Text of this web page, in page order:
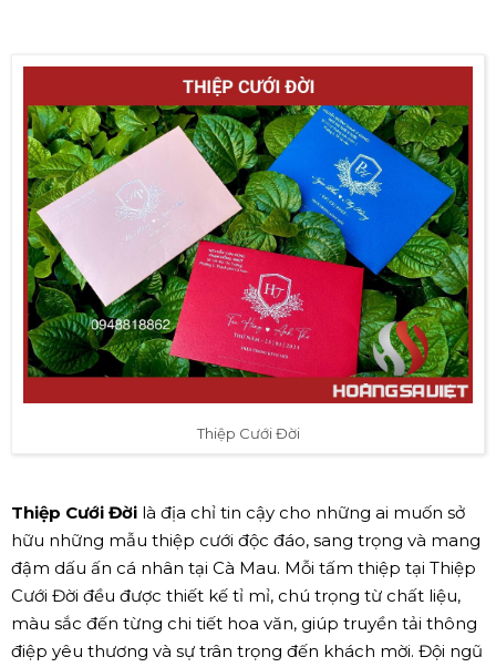
Thiệp Cưới Đời
Thiệp Cưới Đời là địa chỉ tin cậy cho những ai muốn sở
hữu những mẫu thiệp cưới độc đáo, sang trọng và mang
đậm dấu ấn cá nhân tại Cà Mau. Mỗi tấm thiệp tại Thiệp
Cưới Đời đều được thiết kế tỉ mỉ, chú trọng từ chất liệu,
màu sắc đến từng chi tiết hoa văn, giúp truyền tải thông
điệp yêu thương và sự trân trọng đến khách mời. Đội ngũ